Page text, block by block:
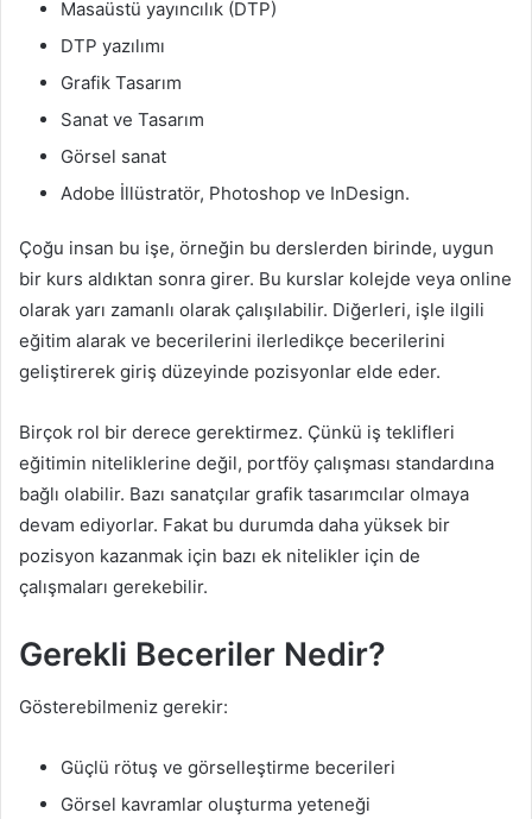
Masaüstü yayıncılık (DTP)
DTP yazılımı
Grafik Tasarım
Sanat ve Tasarım
Görsel sanat
Adobe İllüstratör, Photoshop ve InDesign.
Çoğu insan bu işe, örneğin bu derslerden birinde, uygun
bir kurs aldıktan sonra girer. Bu kurslar kolejde veya online
olarak yarı zamanlı olarak çalışılabilir. Diğerleri, işle ilgili
eğitim alarak ve becerilerini ilerledikçe becerilerini
geliştirerek giriş düzeyinde pozisyonlar elde eder.
Birçok rol bir derece gerektirmez. Çünkü iş teklifleri
eğitimin niteliklerine değil, portföy çalışması standardına
bağlı olabilir. Bazı sanatçılar grafik tasarımcılar olmaya
devam ediyorlar. Fakat bu durumda daha yüksek bir
pozisyon kazanmak için bazı ek nitelikler için de
çalışmaları gerekebilir.
Gerekli Beceriler Nedir?
Gösterebilmeniz gerekir:
Güçlü rötuş ve görselleştirme becerileri
Görsel kavramlar oluşturma yeteneği